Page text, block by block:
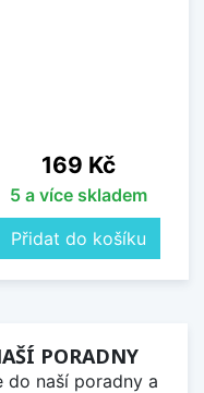
Cena
169 Kč
5 a více skladem
Přidat do košíku
PORADNY
do naší poradny a